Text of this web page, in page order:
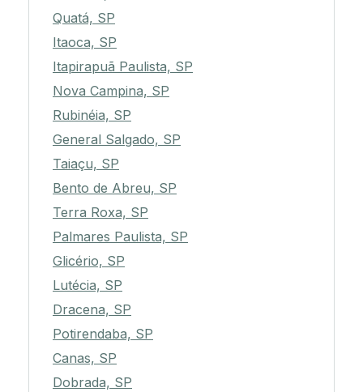
Quatá, SP
Itaoca, SP
Itapirapuã Paulista, SP
Nova Campina, SP
Rubinéia, SP
General Salgado, SP
Taiaçu, SP
Bento de Abreu, SP
Terra Roxa, SP
Palmares Paulista, SP
Glicério, SP
Lutécia, SP
Dracena, SP
Potirendaba, SP
Canas, SP
Dobrada, SP